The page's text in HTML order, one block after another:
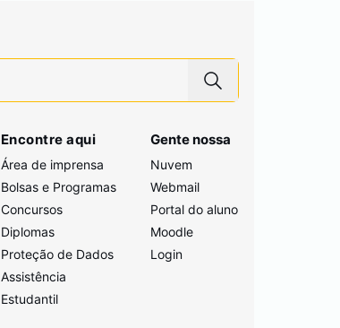
Encontre aqui
Área de imprensa
Bolsas e Programas
Concursos
Diplomas
Proteção de Dados
Assistência
Estudantil
Gente nossa
Nuvem
Webmail
Portal do aluno
Moodle
Login